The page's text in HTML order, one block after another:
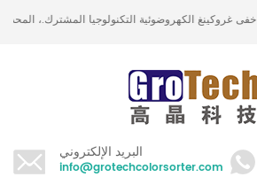
خفى غروكينغ الكهروضوئية التكنولوجيا المشترك.، المحدودة
البريد الإلكتروني
info@grotechcolorsorter.com